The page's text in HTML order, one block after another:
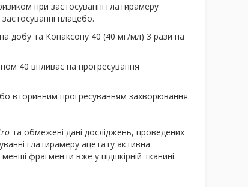
при застосуванні глатирамеру
плацебо.
добу та Копаксону 40 (40 мг/мл) 3 рази на
40 впливає на прогресування
вторинним прогресуванням захворювання.
та обмежені дані досліджень, проведених
глатирамеру ацетату активна
фрагменти вже у підшкірній тканині.